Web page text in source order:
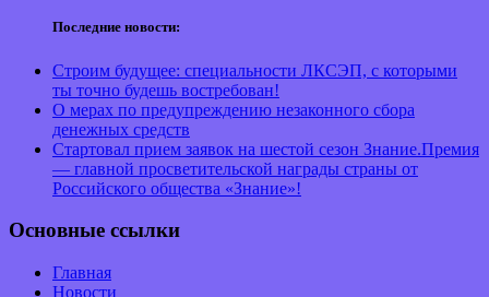
Последние новости:
Строим будущее: специальности ЛКСЭП, с которыми
ты точно будешь востребован!
О мерах по предупреждению незаконного сбора
денежных средств
Стартовал прием заявок на шестой сезон Знание.Премия
— главной просветительской награды страны от
Российского общества «Знание»!
Основные ссылки
Главная
Новости